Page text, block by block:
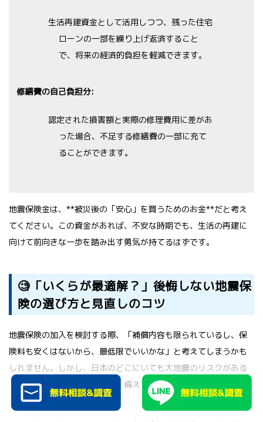
生活再建資金として活用しつつ、残った住宅
ローンの一部を繰り上げ返済すること
で、将来の経済的負担を軽減できます。
修繕費の自己負担分:
認定された損害額と実際の修理費用に差があ
った場合、不足する修繕費の一部に充て
ることができます。
地震保険金は、**被災後の「安心」を買うためのお金**だと考え
てください。この資金があれば、不安な時期でも、生活の再建に
向けて前向きな一歩を踏み出す勇気が持てるはずです。
🧐「いくらが最適解？」後悔しない地震保
険の選び方と見直しのコツ
地震保険の加入を検討する際、「補償内容も限られているし、保
険料も安くはないから、最低限でいいかな」と考えてしまうかも
しれません。しかし、日本のどこにいても大地震のリスクがある
現代において、**「後悔しない備え」**を選択することは非常に
重要です。